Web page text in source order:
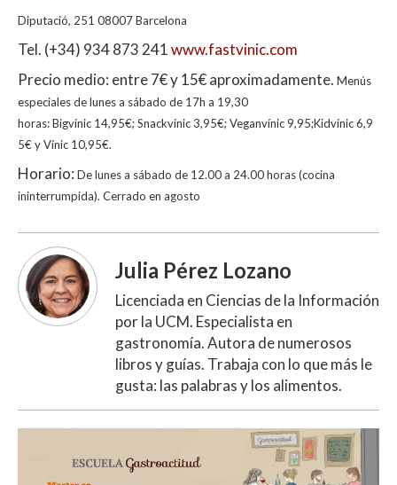
Diputació, 251 08007 Barcelona
Tel. (+34) 934 873 241www.fastvinic.com
Precio medio: entre 7€ y 15€ aproximadamente. Menús
especiales de lunes a sábado de 17h a 19,30
horas:Bigvínic 14,95€;Snackvínic3,95€;Veganvínic9,95;Kidvínic6,9
5€ y Vínic 10,95€.
Horario: De lunes a sábado de 12.00 a 24.00 horas (cocina
ininterrumpida). Cerrado en agosto
Julia Pérez Lozano
Licenciada en Ciencias de la Información
por la UCM. Especialista en
gastronomía. Autora de numerosos
libros y guías. Trabaja con lo que más le
gusta: las palabras y los alimentos.